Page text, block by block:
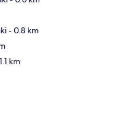
- 0.8 km
km